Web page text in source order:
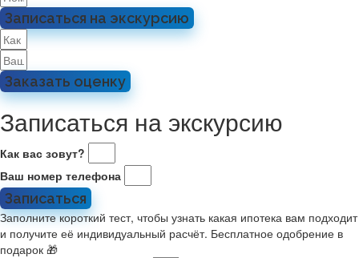
Записаться на экскурсию
Заказать оценку
Записаться на экскурсию
Как вас зовут?
Ваш номер телефона
Записаться
Заполните короткий тест, чтобы узнать какая ипотека вам подходит
и получите её индивидуальный расчёт. Бесплатное одобрение в
подарок 🎁